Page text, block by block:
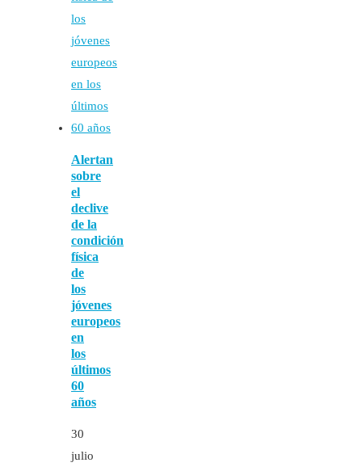
Alertan
sobre
el
declive
de la
condición
física
de
los
jóvenes
europeos
en
los
últimos
60
años
30
julio